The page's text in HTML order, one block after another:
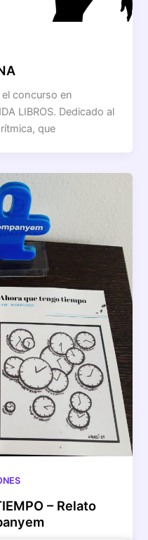
concurso en
LIBROS. Dedicado al
que
– Relato